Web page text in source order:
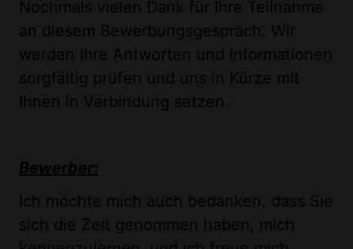
Nochmals vielen Dank für Ihre Teilnahme
an diesem Bewerbungsgespräch. Wir
werden Ihre Antworten und Informationen
sorgfältig prüfen und uns in Kürze mit
Ihnen in Verbindung setzen.
Bewerber:
Ich möchte mich auch bedanken, dass Sie
sich die Zeit genommen haben, mich